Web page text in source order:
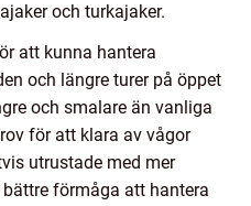
och turkajaker.
att kunna hantera
och längre turer på öppet
och smalare än vanliga
för att klara av vågor
utrustade med mer
förmåga att hantera